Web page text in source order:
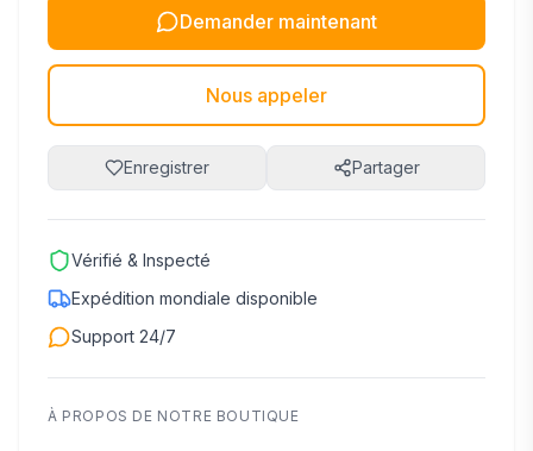
Demander maintenant
Nous appeler
Enregistrer Partager
Vérifié & Inspecté
Expédition mondiale disponible
Support 24/7
À PROPOS DE NOTRE BOUTIQUE